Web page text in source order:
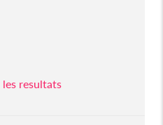
les resultats